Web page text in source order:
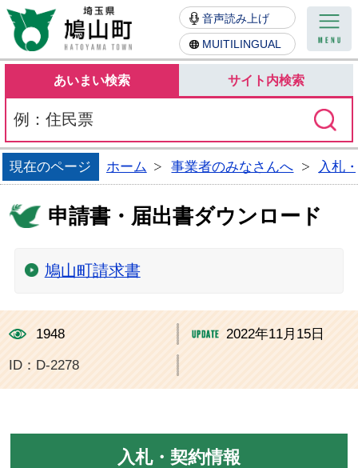
鳩山町
音声読み上げ
MUITILINGUAL
あいまい検索 サイト内検索
現在のページ ホーム 事業者のみなさんへ 入札
申請書・届出書ダウンロード
鳩山町請求書
1948 2022年11月15日
ID：D-2278
入札・契約情報